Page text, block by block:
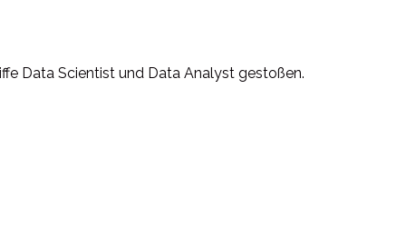
Data Scientist und Data Analyst gestoßen.